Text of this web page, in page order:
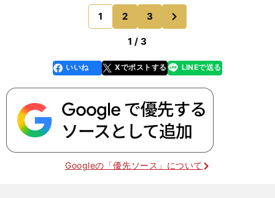
カウンターを発動させ、右サイドを駆け合ったDF
小川大貴のシュ
1 2 3
1 / 3
faceboo
k
いいね Xでポストする
line LINEで送る
Googleの「優先ソース」について